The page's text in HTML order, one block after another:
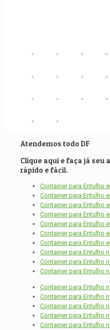
Atendemos todo DF
Clique aqui e faça já seu
rápido e fácil.
Container para Entulho
Container para Entulho
Container para Entulho
Container para Entulho
Container para Entulho
Container para Entulho
Container para Entulho
Container para Entulho
Container para Entulho
Container para Entulho
Container para Entulho
Container para Entulho
Container para Entulho
Container para Entulho
Container para Entulho